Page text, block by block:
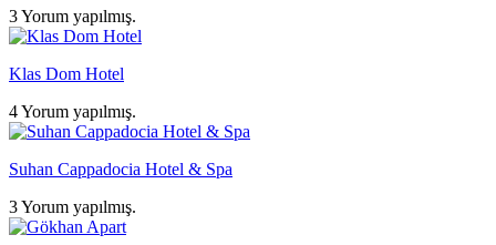
3 Yorum yapılmış.
Klas Dom Hotel
4 Yorum yapılmış.
Suhan Cappadocia Hotel & Spa
3 Yorum yapılmış.